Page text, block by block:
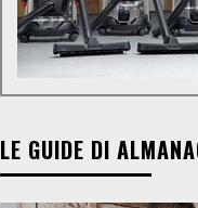
LE GUIDE DI